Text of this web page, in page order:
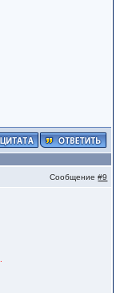
Сообщение#9